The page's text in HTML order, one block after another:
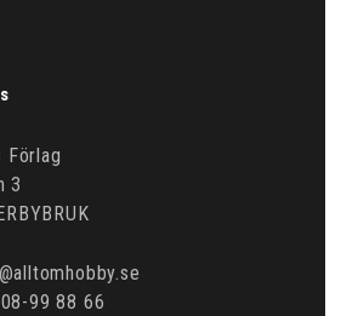
Förlag
3
99 88 66